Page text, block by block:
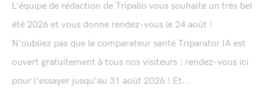
L'équipe de rédaction de Tripalio vous souhaite un très bel
été 2026 et vous donne rendez-vous le 24 août !
N'oubliez pas que le comparateur santé Triparator IA est
ouvert gratuitement à tous nos visiteurs : rendez-vous ici
pour l'essayer jusqu'au 31 août 2026 ! Et...